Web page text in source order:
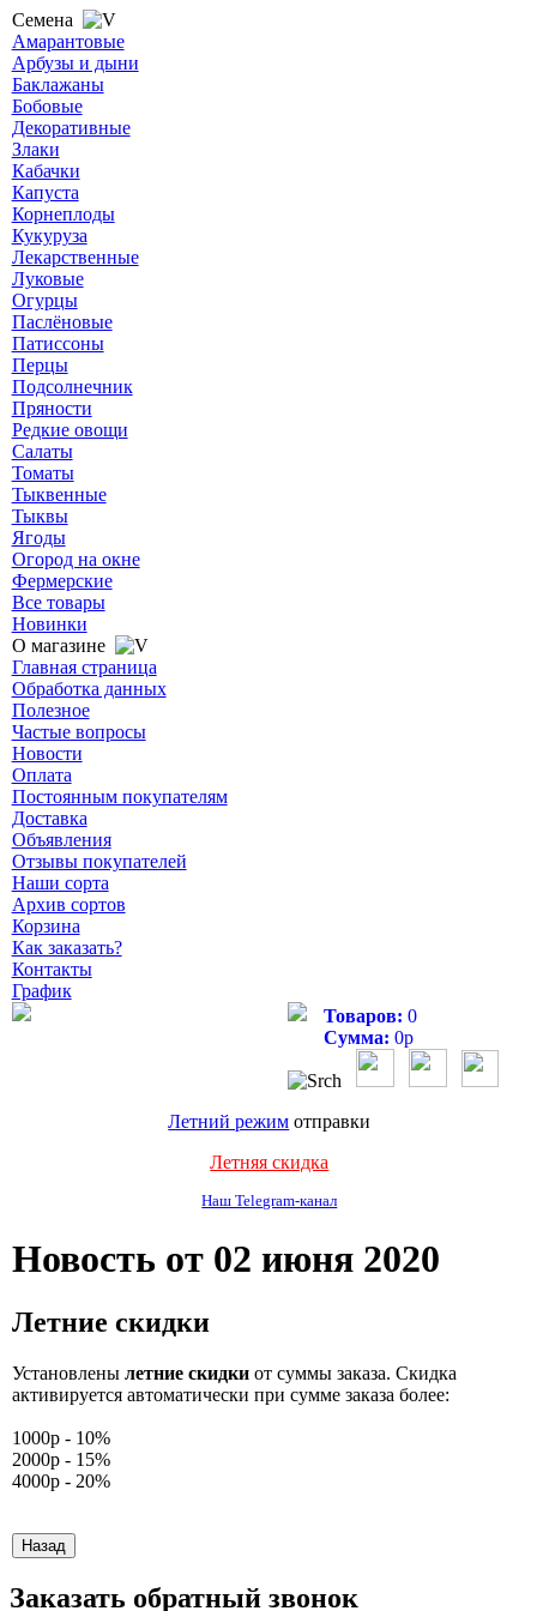
Семена
Амарантовые
Арбузы и дыни
Баклажаны
Бобовые
Декоративные
Злаки
Кабачки
Капуста
Корнеплоды
Кукуруза
Лекарственные
Луковые
Огурцы
Паслёновые
Патиссоны
Перцы
Подсолнечник
Пряности
Редкие овощи
Салаты
Томаты
Тыквенные
Тыквы
Ягоды
Огород на окне
Фермерские
Все товары
Новинки
О магазине
Главная страница
Обработка данных
Полезное
Частые вопросы
Новости
Оплата
Постоянным покупателям
Доставка
Объявления
Отзывы покупателей
Наши сорта
Архив сортов
Корзина
Как заказать?
Контакты
График
Товаров: 0
Сумма: 0р
Летний режим отправки
Летняя скидка
Наш Telegram-канал
Новость от 02 июня 2020
Летние скидки
Установлены летние скидкиот суммы заказа. Скидка
активируется автоматически при сумме заказа более:
1000р - 10%
2000р - 15%
4000р - 20%
Заказать обратный звонок